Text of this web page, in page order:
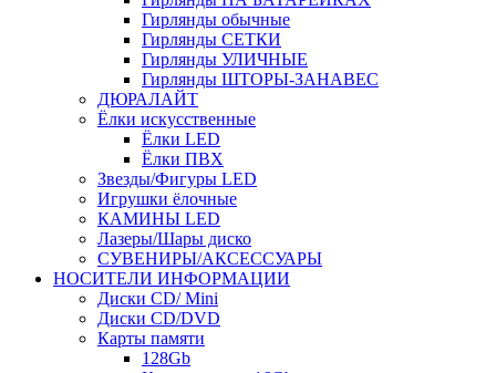
Гирлянды обычные
Гирлянды СЕТКИ
Гирлянды УЛИЧНЫЕ
Гирлянды ШТОРЫ-ЗАНАВЕС
ДЮРАЛАЙТ
Ёлки искусственные
Ёлки LED
Ёлки ПВХ
Звезды/Фигуры LED
Игрушки ёлочные
КАМИНЫ LED
Лазеры/Шары диско
СУВЕНИРЫ/АКСЕССУАРЫ
НОСИТЕЛИ ИНФОРМАЦИИ
Диски CD/ Mini
Диски CD/DVD
Карты памяти
128Gb